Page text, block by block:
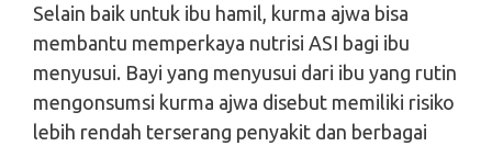
Selain baik untuk ibu hamil, kurma ajwa bisa
membantu memperkaya nutrisi ASI bagi ibu
menyusui. Bayi yang menyusui dari ibu yang rutin
mengonsumsi kurma ajwa disebut memiliki risiko
lebih rendah terserang penyakit dan berbagai